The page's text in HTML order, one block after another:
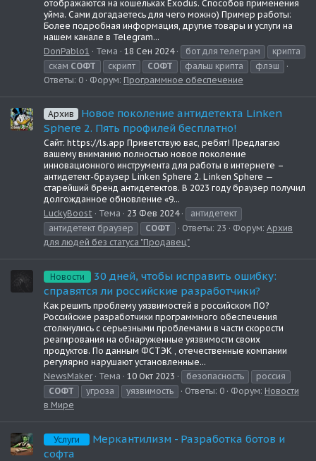
отображаются на кошельках Exodus. Способов применения
уйма. Сами догадаетесь для чего можно) Пример работы:
Более подробная информация, другие товары и услуги на
нашем канале в Telegram...
DonPablo1
Тема 18 Сен 2024 бот для телеграм
крипта
скам СОФТ скрипт СОФТ фальш крипта
флэш
Ответы: 0
Форум: Программное обеспечение
Архив
Новое поколение антидетекта Linken
Sphere 2. Пять профилей бесплатно!
Сайт: https://ls.app Приветствую вас, ребят! Предлагаю
вашему вниманию полностью новое поколение
инновационного инструмента для работы в интернете –
антидетект-браузер Linken Sphere 2. Linken Sphere —
старейший бренд антидетектов. В 2023 году браузер получил
долгожданное обновление «9...
LuckyBoost
Тема 23 Фев 2024
антидетект
антидетект браузер
СОФТ Ответы: 23 Форум: Архив
для людей без статуса "Продавец"
Новости
30 дней, чтобы исправить ошибку:
справятся ли российские разработчики?
Как решить проблему уязвимостей в российском ПО?
Российские разработчики программного обеспечения
столкнулись с серьезными проблемами в части скорости
реагирования на обнаруженные уязвимости своих
продуктов. По данным ФСТЭК , отечественные компании
регулярно нарушают установленные...
NewsMaker
Тема 10 Окт 2023 безопасность
россия
СОФТ
угроза уязвимость Ответы: 0 Форум: Новости
в Мире
Услуги
Меркантилизм - Разработка ботов и
софта